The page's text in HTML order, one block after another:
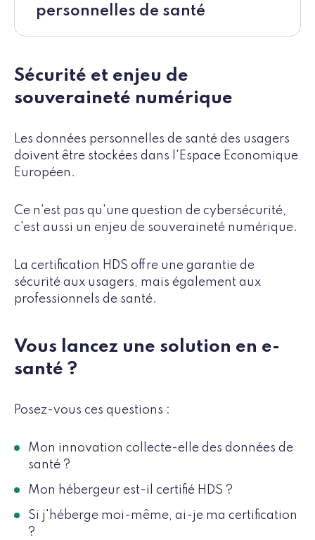
personnelles de santé
Sécurité et enjeu de
souveraineté numérique
Les données personnelles de santé des usagers
doivent être stockées dans l'Espace Economique
Européen.
Ce n'est pas qu'une question de cybersécurité,
c'est aussi un enjeu de souveraineté numérique.
La certification HDS offre une garantie de
sécurité aux usagers, mais également aux
professionnels de santé.
Vous lancez une solution en e-
santé ?
Posez-vous ces questions :
Mon innovation collecte-elle des données de
santé ?
Mon hébergeur est-il certifié HDS ?
Si j'héberge moi-même, ai-je ma certification
?